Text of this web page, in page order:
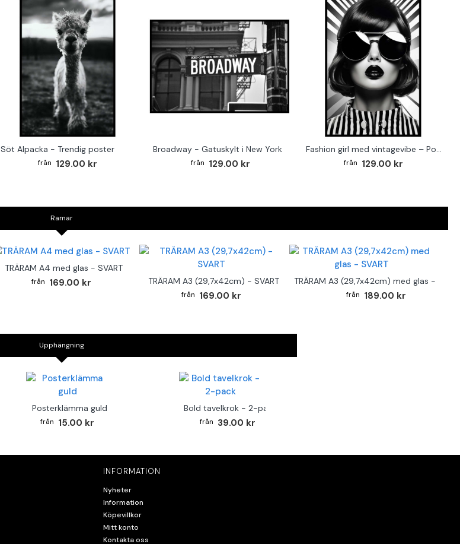
Söt Alpacka - Trendig poster
129.00 kr
Broadway - Gatuskylt i New York
129.00 kr
Fashion girl med vintagevibe – Poster för stilmedvetna hem
129.00 kr
Ramar
TRÄRAM A4 med glas - SVART
169.00 kr TRÄRAM A3 (29,7x42cm) - SVART
169.00 kr
TRÄRAM A3 (29,7x42cm) med glas -
189.00 kr
Upphängning
Posterklämma guld
15.00 kr
Bold tavelkrok - 2-pack
39.00 kr
INFORMATION
Nyheter
Information
Köpevillkor
Mitt konto
Kontakta oss